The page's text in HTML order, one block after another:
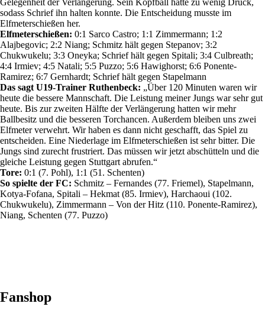
sodass Schrief ihn halten konnte. Die Entscheidung musste im
Elfmeterschießen her.
Elfmeterschießen: 0:1 Sarco Castro; 1:1 Zimmermann; 1:2
Alajbegovic; 2:2 Niang; Schmitz hält gegen Stepanov; 3:2
Chukwukelu; 3:3 Oneyka; Schrief hält gegen Spitali; 3:4 Culbreath;
4:4 Irmiev; 4:5 Natali; 5:5 Puzzo; 5:6 Hawighorst; 6:6 Ponente-
Ramirez; 6:7 Gernhardt; Schrief hält gegen Stapelmann
Das sagt U19-Trainer Ruthenbeck: „Über 120 Minuten waren wir
heute die bessere Mannschaft. Die Leistung meiner Jungs war sehr gut
heute. Bis zur zweiten Hälfte der Verlängerung hatten wir mehr
Ballbesitz und die besseren Torchancen. Außerdem bleiben uns zwei
Elfmeter verwehrt. Wir haben es dann nicht geschafft, das Spiel zu
entscheiden. Eine Niederlage im Elfmeterschießen ist sehr bitter. Die
Jungs sind zurecht frustriert. Das müssen wir jetzt abschütteln und die
gleiche Leistung gegen Stuttgart abrufen.“
Tore: 0:1 (7. Pohl), 1:1 (51. Schenten)
So spielte der FC: Schmitz – Fernandes (77. Friemel), Stapelmann,
Kotya-Fofana, Spitali – Hekmat (85. Irmiev), Harchaoui (102.
Chukwukelu), Zimmermann – Von der Hitz (110. Ponente-Ramirez),
Niang, Schenten (77. Puzzo)
Fanshop